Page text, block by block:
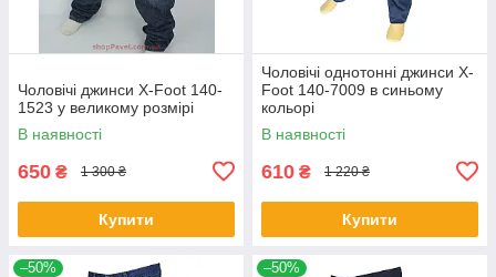
Чоловічі джинси X-Foot 140-
1523 у великому розмірі
В наявності
650 ₴ 1 300 ₴
Купити
Чоловічі однотонні джинси X-
Foot 140-7009 в синьому
кольорі
В наявності
610 ₴ 1 220 ₴
Купити
–50% –50%